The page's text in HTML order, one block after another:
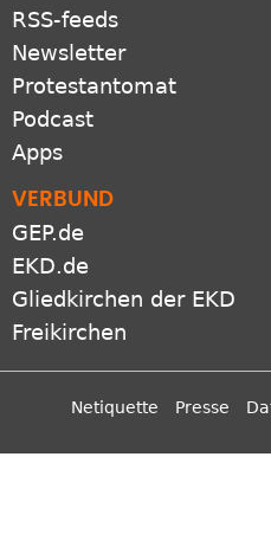
RSS-feeds
Newsletter
Protestantomat
Podcast
Apps
VERBUND
GEP.de
EKD.de
Gliedkirchen der EKD
Freikirchen
Netiquette Presse